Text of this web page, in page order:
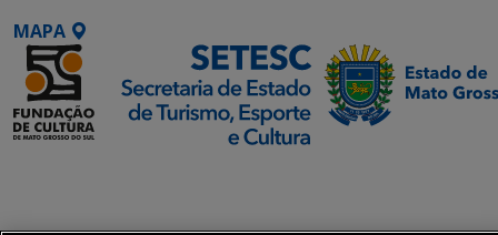
MAPA
Transformação Digital